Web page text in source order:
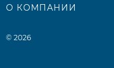
О КОМПАНИИ
© 2026